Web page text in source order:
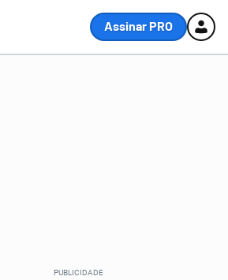
Assinar PRO